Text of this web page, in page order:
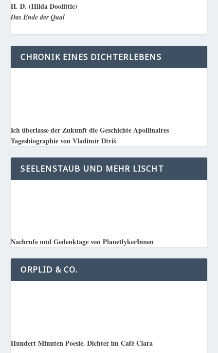
H. D. (Hilda Doolittle)
Das Ende der Qual
CHRONIK EINES DICHTERLEBENS
Ich überlasse der Zukunft die Geschichte Apollinaires
Tagesbiographie von Vladimír Diviš
SEELENSTAUB UND MEHR LISCHT
Nachrufe und Gedenktage von PlanetlykerInnen
ORPLID & CO.
Hundert Minuten Poesie. Dichter im Café Clara